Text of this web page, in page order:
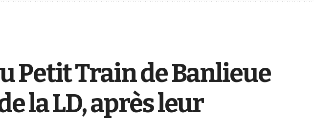
Petit Train de Banlieue
la LD, après leur